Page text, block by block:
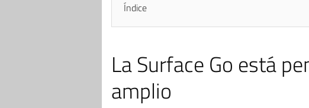
Índice
La Surface Go está
amplio